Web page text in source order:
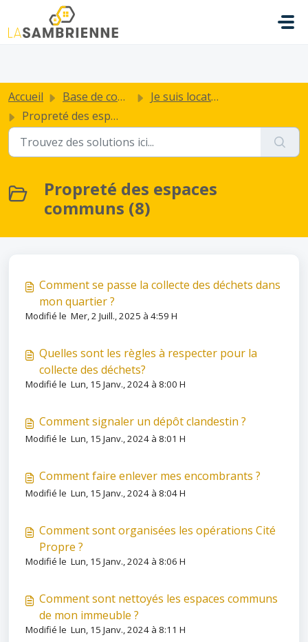
Passer au contenu principal
Accueil Base de connaissances
Je suis locataire de La Sambrienne
Propreté des espaces communs
Propreté des espaces
communs (8)
Comment se passe la collecte des déchets dans
mon quartier ?
Modifié le Mer, 2 Juill., 2025 à 4:59 H
Quelles sont les règles à respecter pour la
collecte des déchets?
Modifié le Lun, 15 Janv., 2024 à 8:00 H
Comment signaler un dépôt clandestin ?
Modifié le Lun, 15 Janv., 2024 à 8:01 H
Comment faire enlever mes encombrants ?
Modifié le Lun, 15 Janv., 2024 à 8:04 H
Comment sont organisées les opérations Cité
Propre ?
Modifié le Lun, 15 Janv., 2024 à 8:06 H
Comment sont nettoyés les espaces communs
de mon immeuble ?
Modifié le Lun, 15 Janv., 2024 à 8:11 H